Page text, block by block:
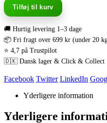
Tilføj til kurv
🚚 Hurtig levering 1–3 dage
📦 Fri fragt over 699 kr (under 20
⭐ 4,7 på Trustpilot
🇩🇰 Dansk lager & Click & Collect
Facebook Twitter LinkedIn
Yderligere information
Yderligere